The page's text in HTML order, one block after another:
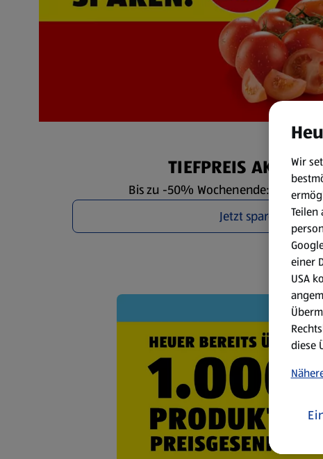
TIEFPREIS
Bis zu -50% Wochenende: Fr. 7.8.
Jetzt sparen
Wir
einer
USA
diese